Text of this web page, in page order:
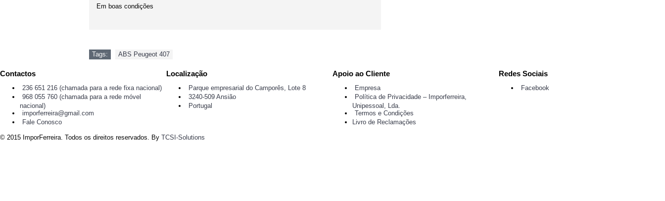
Em boas condições
Tags: ABS Peugeot 407
Contactos
236 651 216 (chamada para a rede fixa nacional)
968 055 760 (chamada para a rede móvel
nacional)
imporferreira@gmail.com
Fale Conosco
Localização
Parque empresarial do Camporês, Lote 8
3240-509 Ansião
Portugal
Apoio ao Cliente
Empresa
Política de Privacidade – Imporferreira,
Unipessoal, Lda.
Termos e Condições
Livro de Reclamações
Redes Sociais
Facebook
© 2015 ImporFerreira. Todos os direitos reservados. By TCSI-Solutions